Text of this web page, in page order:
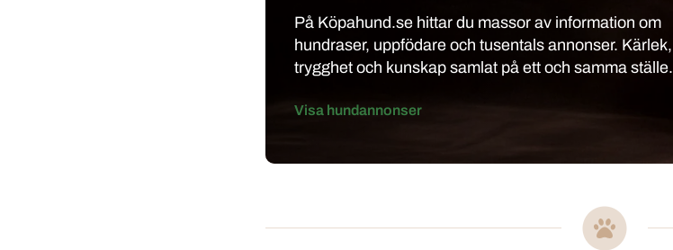
På Köpahund.se hittar du massor av information om
hundraser, uppfödare och tusentals annonser. Kärlek,
trygghet och kunskap samlat på ett och samma ställe.
Visa hundannonser